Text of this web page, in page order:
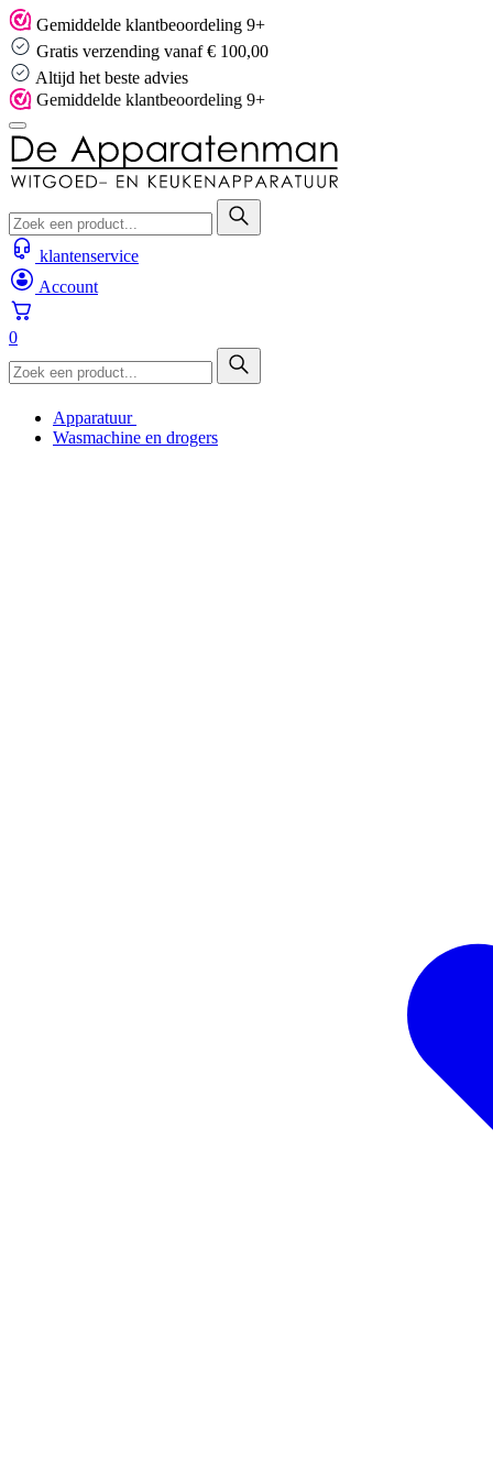
Skip
to
content
Gemiddelde klantbeoordeling 9+
Gratis verzending vanaf € 100,00
Altijd het beste advies
Gemiddelde klantbeoordeling 9+
klantenservice
Account
0
Apparatuur
Wasmachine en drogers